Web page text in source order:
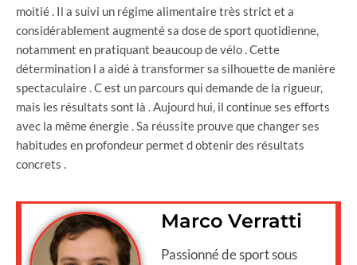
moitié . Il a suivi un régime alimentaire très strict et a
considérablement augmenté sa dose de sport quotidienne,
notamment en pratiquant beaucoup de vélo . Cette
détermination l a aidé à transformer sa silhouette de manière
spectaculaire . C est un parcours qui demande de la rigueur,
mais les résultats sont là . Aujourd hui, il continue ses efforts
avec la même énergie . Sa réussite prouve que changer ses
habitudes en profondeur permet d obtenir des résultats
concrets .
Marco Verratti
Passionné de sport sous